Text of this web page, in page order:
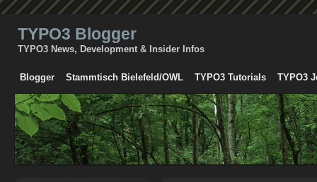
TYPO3 Blogger
TYPO3 News, Development & Insider Infos
Blogger Stammtisch Bielefeld/OWL TYPO3 Tutorials TYPO3